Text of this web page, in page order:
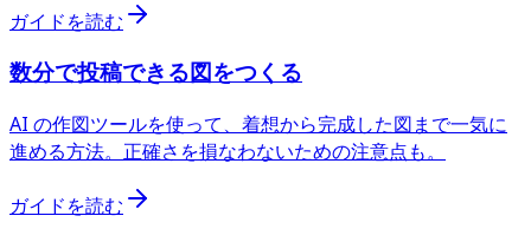
ガイドを読む
数分で投稿できる図をつくる
AI の作図ツールを使って、着想から完成した図まで一気に
進める方法。正確さを損なわないための注意点も。
ガイドを読む